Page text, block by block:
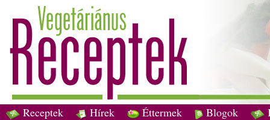
Receptek Hírek Éttermek Blogok